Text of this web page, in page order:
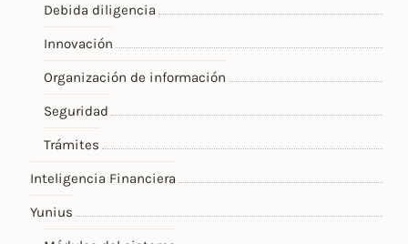
Debida diligencia
Innovación
Organización de información
Seguridad
Trámites
Inteligencia Financiera
Yunius